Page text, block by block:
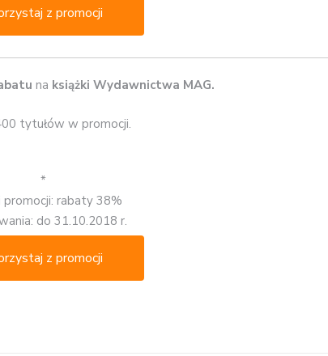
z promocji
na książki Wydawnictwa MAG.
tytułów w promocji.
*
promocji: rabaty 38%
do 31.10.2018 r.
z promocji